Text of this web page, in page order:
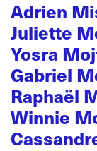
Adrien
Juliette
Yosra
Gabriel
Raphaël
Winnie